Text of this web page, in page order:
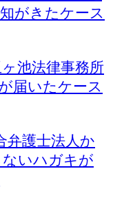
がきたケース
池法律事務所
届いたケース
弁護士法人か
いハガキが